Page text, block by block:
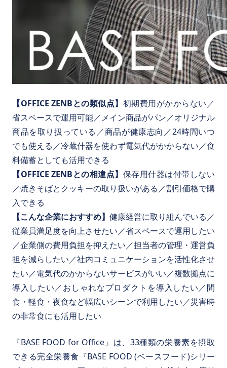
【OFFICE ZENBとの類似点】 初期費用がかからない／
省スペースで運用可能／メイン商品がパン／オリジナル
商品を取り扱っている／商品が健康志向／24時間いつ
でも使える／冷蔵什器を使わず電気代がかからない／食
料備蓄としても活用できる
【OFFICE ZENBとの相違点】 保存用什器は付帯しない
／焼きそばとクッキーの取り扱いがある／割引価格で購
入できる
【こんな企業におすすめ】 健康経営に取り組んでいる／
従業員満足度を向上させたい／省スペースで運用したい
／企業側の費用負担を抑えたい／担当者の管理・運営負
担を減らしたい／社内コミュニケーションを活性化させ
たい／電気代のかからないサービスがいい／複数拠点に
導入したい／おしゃれなプロダクトを導入したい／間
食・軽食・夜食など幅広いシーンで利用したい／災害時
の非常食にも活用したい
『BASE FOOD for Office』は、33種類の栄養素を摂取
できる完全栄養食『BASE FOOD (ベースフード)シリー